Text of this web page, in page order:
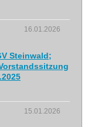
16.01.2026
Steinwald;
15.01.2026